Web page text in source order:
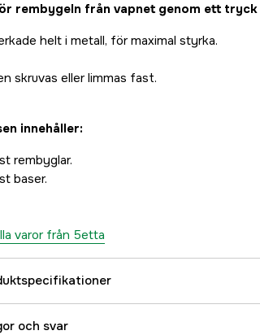
rembygeln från vapnet genom ett tryck
helt i metall, för maximal styrka.
skruvas eller limmas fast.
innehåller:
rembyglar.
baser.
varor från 5etta
och svar